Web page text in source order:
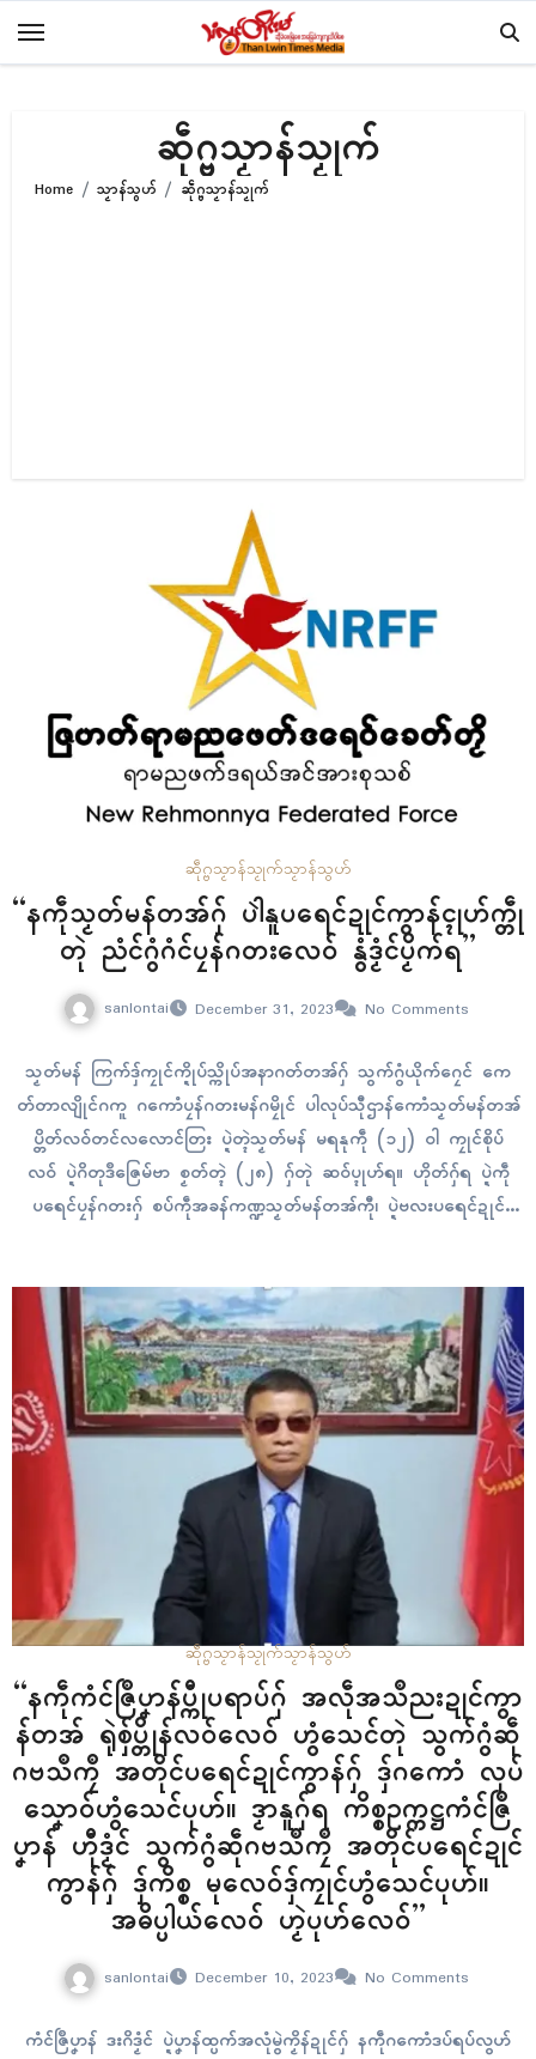
ဆဵုဂ္ဗသၟာန်သၟုက်
Home သၟာန်သွဟ် ဆဵုဂ္ဗသၟာန်သၟုက်
ဆဵုဂ္ဗသၟာန်သၟုက်သၟာန်သွဟ်
“နကဵုသၟတ်မန်တအ်ဂှ် ပါဲနူပရေၚ်ဍုၚ်ကွာန်ၚုဟ်က္တဵု
တုဲ ညံၚ်ဂွံဂံၚ်ပၠန်ဂတးလေဝ် နွံဒၟံၚ်ပၟိက်ရ”
sanlontai December 31, 2023 No Comments
သၟတ်မန် ကြက်ဒှ်ကၠုၚ်က္ဍိုပ်သ္ကိုပ်အနာဂတ်တအ်ဂှ် သွက်ဂွံယိုက်ဂၠေၚ် ကေ
တ်တာလျိုၚ်ဂကူ ဂကောံပၠန်ဂတးမန်ဂမၠိုၚ် ပါလုပ်သီုဌာန်ကောံသၟတ်မန်တအ်
ပ္တိတ်လဝ်တၚ်လလောၚ်တြး ပ္ဍဲတ္ၚဲသၟတ်မန် မရနုကဵု (၁၂) ဝါ ကၠုၚ်စိုပ်
လဝ် ပ္ဍဲဂိတုဒဳဇြေမ်ဗာ စၟတ်တ္ၚဲ (၂၈) ဂှ်တုဲ ဆဝ်ပ္ၚုဟ်ရ။ ဟိုတ်ဂှ်ရ ပ္ဍဲကဵု
ပရေၚ်ပၠန်ဂတးဂှ် စပ်ကဵုအခန်ကဏ္ဍသၟတ်မန်တအ်ကီု၊ ပ္ဍဲဗလးပရေၚ်ဍုၚ်
ကဵုဒးကၠောန်ရေၚ်တၠုၚ်ထေက်ရော။ စပ်ကဵုအကာဲအရာဂမၠိုၚ်ဏံတုဲ ဆက်စၠောံ
သၟာန်လဝ်ကဵု…
ဆဵုဂ္ဗသၟာန်သၟုက်သၟာန်သွဟ်
“နကဵုကံၚ်ဇြဳပၞာန်ပ္ကီုပရာပ်ဂှ် အလဵုအသဳညးဍုၚ်ကွာ
န်တအ် ရုဲစှ်ပ္တိုန်လဝ်လေဝ် ဟွံသေၚ်တုဲ သွက်ဂွံဆဵု
ဂဗသဳကၠဳ အတိုၚ်ပရေၚ်ဍုၚ်ကွာန်ဂှ် ဒှ်ဂကောံ လုပ်
သၞောဝ်ဟွံသေၚ်ပုဟ်။ ဒၟာနူဂှ်ရ ကိစ္စဥက္ကဋ္ဌကံၚ်ဇြဳ
ပၞာန် ဟီုဒၟံၚ် သွက်ဂွံဆဵုဂဗသဳကၠဳ အတိုၚ်ပရေၚ်ဍုၚ်
ကွာန်ဂှ် ဒှ်ကိစ္စ မုလေဝ်ဒှ်ကၠုၚ်ဟွံသေၚ်ပုဟ်။
အဓိပ္ပါယ်လေဝ် ဟၟဲပုဟ်လေဝ်”
sanlontai December 10, 2023 No Comments
ကံၚ်ဇြဳပၞာန် ဒးဂိဒၟံၚ် ပ္ဍဲပၞာန်ထ္ပက်အလုံမွဲကၟိန်ဍုၚ်ဂှ် နကဵုဂကောံဒပ်ရပ်လွဟ်